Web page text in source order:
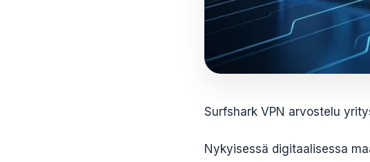
Surfshark VPN arvostelu
Nykyisessä digitaalisessa